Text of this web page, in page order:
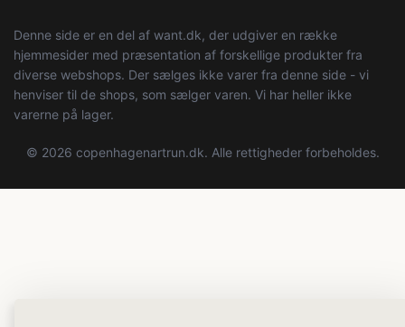
Denne side er en del af want.dk, der udgiver en række
hjemmesider med præsentation af forskellige produkter fra
diverse webshops. Der sælges ikke varer fra denne side - vi
henviser til de shops, som sælger varen. Vi har heller ikke
varerne på lager.
© 2026 copenhagenartrun.dk. Alle rettigheder forbeholdes.